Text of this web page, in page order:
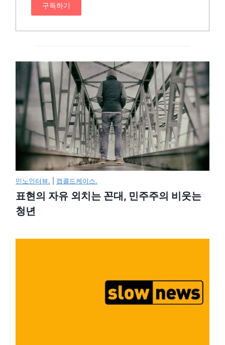
구독하기
민노인터뷰. 캡콜드케이스.
표현의 자유 외치는 꼰대, 민주주의 비웃는
청년